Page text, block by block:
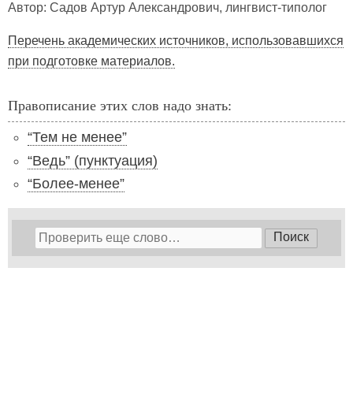
Автор: Садов Артур Александрович, лингвист-типолог
Перечень академических источников, использовавшихся
при подготовке материалов.
Правописание этих слов надо знать:
“Тем не менее”
“Ведь” (пунктуация)
“Более-менее”